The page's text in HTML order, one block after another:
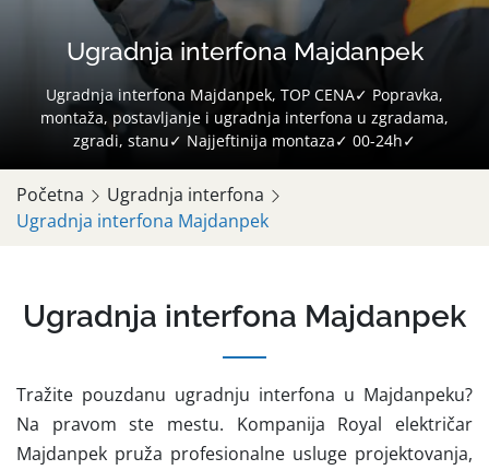
Ugradnja interfona Majdanpek
Ugradnja interfona Majdanpek, TOP CENA✓ Popravka,
montaža, postavljanje i ugradnja interfona u zgradama,
zgradi, stanu✓ Najjeftinija montaza✓ 00-24h✓
Početna
Ugradnja interfona
Ugradnja interfona Majdanpek
Ugradnja interfona Majdanpek
Tražite pouzdanu ugradnju interfona u Majdanpeku?
Na pravom ste mestu. Kompanija Royal električar
Majdanpek pruža profesionalne usluge projektovanja,